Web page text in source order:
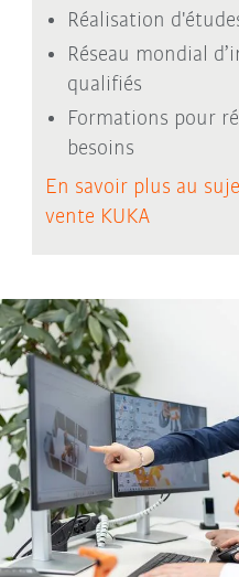
Réalisation
Réseau mondial d’
qualifiés
Formations pour
besoins
En savoir plus au
vente KUKA